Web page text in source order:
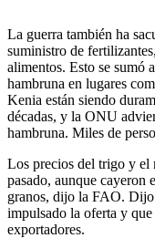
La guerra también ha
suministro de
alimentos. Esto se sumó
hambruna en lugares
Kenia están siendo
décadas, y la ONU
hambruna. Miles de
Los precios del trigo y el
pasado, aunque cayeron
granos, dijo la FAO. Dijo
impulsado la oferta y
exportadores.